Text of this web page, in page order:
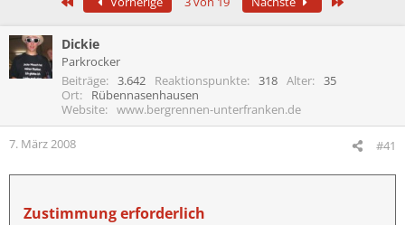
l
l
e
t
l
l
a
m
Dickie
Parkrocker
Beiträge
3.642 Reaktionspunkte 318 Alter
35
Ort
Rübennasenhausen
Website
www.bergrennen-unterfranken.de
7. März 2008 #41
Zustimmung erforderlich